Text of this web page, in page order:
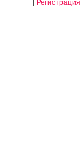
[ Регистрация